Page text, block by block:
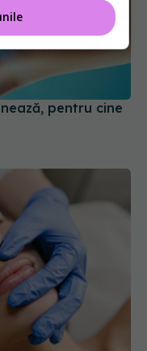
pentru cine
un obicei greu de